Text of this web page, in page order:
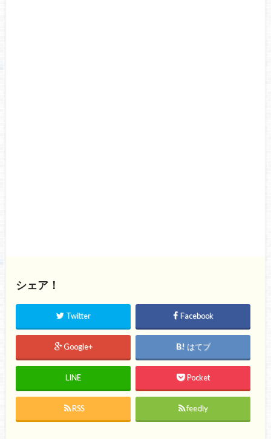
シェア！
Twitter Facebook
Google+ はてブ
LINE Pocket
RSS feedly